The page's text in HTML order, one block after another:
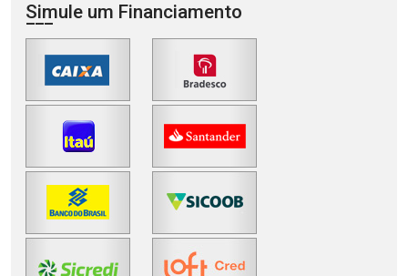
Simule um Financiamento